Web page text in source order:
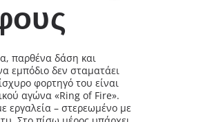
παρθένα δάση και
εμπόδιο δεν σταματάει
φορτηγό του είναι
αγώνα «Ring of Fire».
εργαλεία – στερεωμένο με